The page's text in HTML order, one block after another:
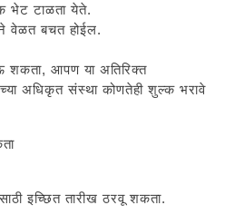
भेट टाळता येते.
वेळत बचत होईल.
आपण या अतिरिक्त
अधिकृत संस्था कोणतेही शुल्क भरावे
इच्छित तारीख ठरवू शकता.